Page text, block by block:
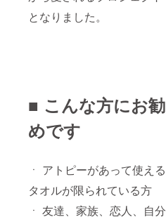
となりました。
■ こんな方にお勧
めです
ㆍ アトピーがあって使える
タオルが限られている方
ㆍ 友達、家族、恋人、自分